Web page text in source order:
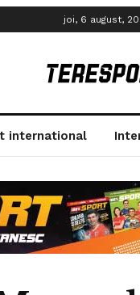
joi, 6 august,
international